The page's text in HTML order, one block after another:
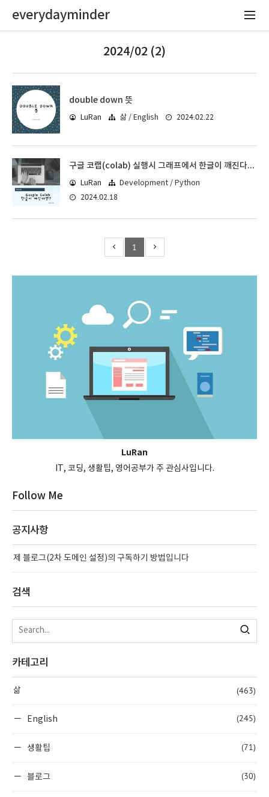
everydayminder
2024/02 (2)
double down 뜻
LuRan 삶 / English 2024.02.22
구글 코랩(colab) 실행시 그래프에서 한글이 깨진다면?
LuRan Development / Python
2024.02.18
1
LuRan
IT, 코딩, 생활팁, 영어공부가 주 관심사입니다.
Follow Me
공지사항
제 블로그(2차 도메인 설정)의 구독하기 방법입니다
검색
카테고리
삶 (463)
English (245)
생활팁 (71)
블로그 (30)